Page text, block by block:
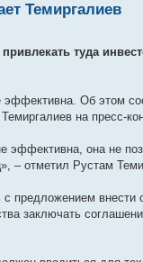
Темиргалиев
туда
Об этом
на пресс-
она не
– отметил Рустам
предложением
заключать